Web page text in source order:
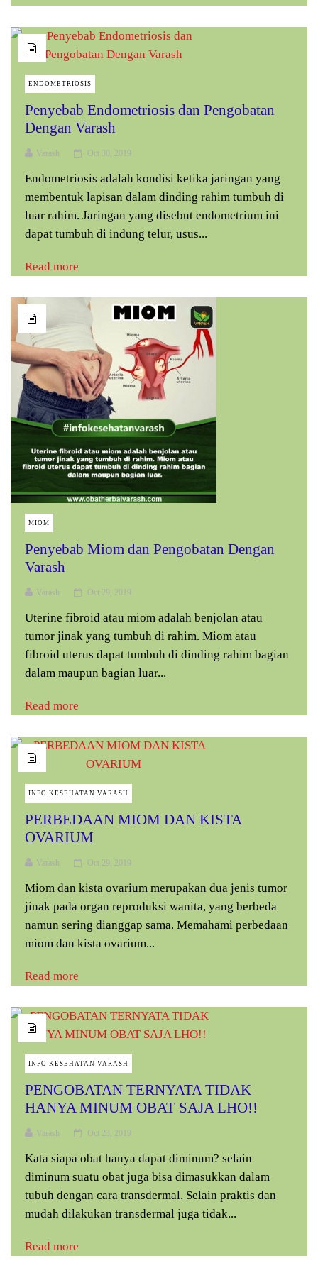
ENDOMETRIOSIS
Penyebab Endometriosis dan Pengobatan
Dengan Varash
Varash Oct 30, 2019
Endometriosis adalah kondisi ketika jaringan yang
membentuk lapisan dalam dinding rahim tumbuh di
luar rahim. Jaringan yang disebut endometrium ini
dapat tumbuh di indung telur, usus...
Read more
MIOM
Penyebab Miom dan Pengobatan Dengan
Varash
Varash Oct 29, 2019
Uterine fibroid atau miom adalah benjolan atau
tumor jinak yang tumbuh di rahim. Miom atau
fibroid uterus dapat tumbuh di dinding rahim bagian
dalam maupun bagian luar...
Read more
INFO KESEHATAN VARASH
PERBEDAAN MIOM DAN KISTA
OVARIUM
Varash Oct 29, 2019
Miom dan kista ovarium merupakan dua jenis tumor
jinak pada organ reproduksi wanita, yang berbeda
namun sering dianggap sama. Memahami perbedaan
miom dan kista ovarium...
Read more
INFO KESEHATAN VARASH
PENGOBATAN TERNYATA TIDAK
HANYA MINUM OBAT SAJA LHO!!
Varash Oct 23, 2019
Kata siapa obat hanya dapat diminum? selain
diminum suatu obat juga bisa dimasukkan dalam
tubuh dengan cara transdermal. Selain praktis dan
mudah dilakukan transdermal juga tidak...
Read more